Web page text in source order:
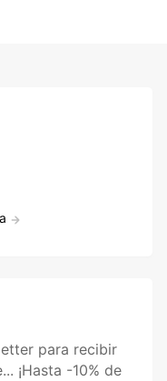
para recibir
¡Hasta -10% de